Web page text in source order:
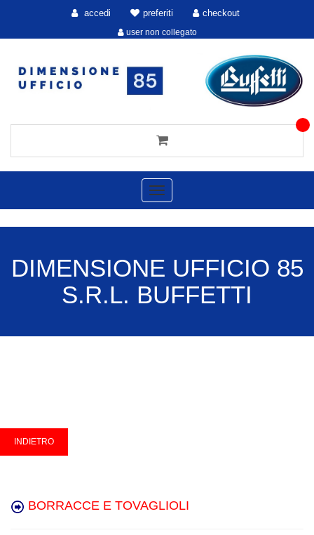
accedi preferiti checkout
user non collegato
Toggle
navigation
DIMENSIONE UFFICIO 85
S.R.L. BUFFETTI
BORRACCE E TOVAGLIOLI